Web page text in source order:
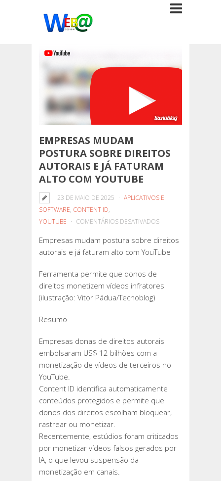
EMPRESAS MUDAM
POSTURA SOBRE DIREITOS
AUTORAIS E JÁ FATURAM
ALTO COM YOUTUBE
23 DE MAIO DE 2025
APLICATIVOS E
SOFTWARE, CONTENT ID,
YOUTUBE
COMENTÁRIOS DESATIVADOSEM
MUDAM
POSTURA
ALTO
YOUTUBE
Empresas mudam postura sobre direitos
autorais e já faturam alto com YouTube
Ferramenta permite que donos de
direitos monetizem vídeos infratores
(ilustração: Vitor Pádua/Tecnoblog)
Resumo
Empresas donas de direitos autorais
embolsaram US$ 12 bilhões com a
monetização de vídeos de terceiros no
YouTube.
Content ID identifica automaticamente
conteúdos protegidos e permite que
donos dos direitos escolham bloquear,
rastrear ou monetizar.
Recentemente, estúdios foram criticados
por monetizar vídeos falsos gerados por
IA, o que levou suspensão da
monetização em canais.